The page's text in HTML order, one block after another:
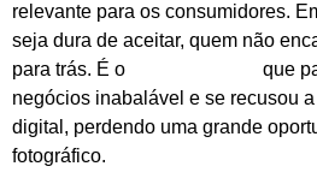
relevante para os consumidores.
seja dura de aceitar, quem não
para trás. É o
que
negócios inabalável e se recusou
digital, perdendo uma grande
fotográfico.